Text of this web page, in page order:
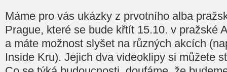
Máme pro vás ukázky z prvotního alba
Prague, které se bude křtít 15.10. v pražské
a máte možnost slyšet na různých akcích
Inside Kru). Jejich dva videoklipy si můžete